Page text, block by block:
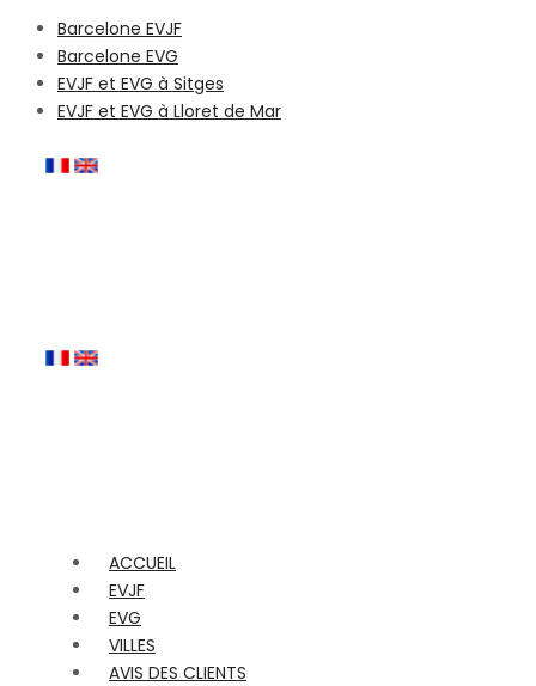
Barcelone EVJF
Barcelone EVG
EVJF et EVG à Sitges
EVJF et EVG à Lloret de Mar
ACCUEIL
EVJF
EVG
VILLES
AVIS DES CLIENTS